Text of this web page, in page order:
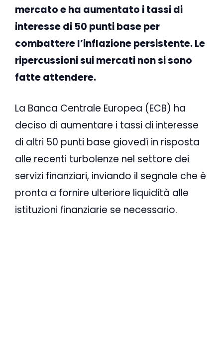
mercato e ha aumentato i tassi di
interesse di 50 punti base per
combattere l’inflazione persistente. Le
ripercussioni sui mercati non si sono
fatte attendere.
La Banca Centrale Europea (ECB) ha
deciso di aumentare i tassi di interesse
di altri 50 punti base giovedì in risposta
alle recenti turbolenze nel settore dei
servizi finanziari, inviando il segnale che è
pronta a fornire ulteriore liquidità alle
istituzioni finanziarie se necessario.